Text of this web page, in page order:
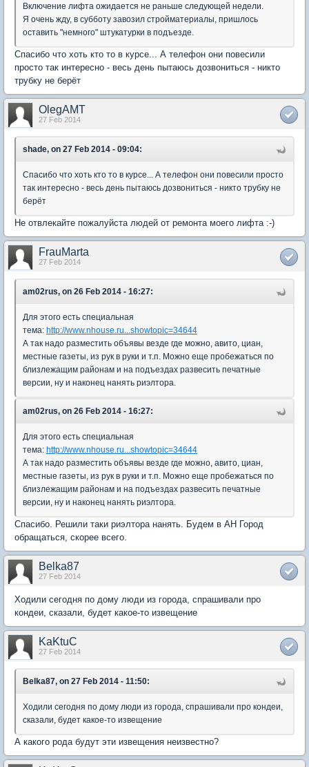
Включение лифта ожидается не раньше следующей недели.
Я очень жду, в субботу завозил стройматериалы, пришлось
оставить "немного" штукатурки в подъезде.
Спасибо что хоть кто то в курсе... А телефон они повесили
просто так интересно - весь день пытаюсь дозвониться - никто
трубку не берёт
OlegAMT
27 Feb 2014
shade, on 27 Feb 2014 - 09:04:
Спасибо что хоть кто то в курсе... А телефон они повесили просто
так интересно - весь день пытаюсь дозвониться - никто трубку не
берёт
Не отвлекайте пожалуйста людей от ремонта моего лифта :-)
FrauMarta
27 Feb 2014
am02rus, on 26 Feb 2014 - 16:27:
Для этого есть специальная
тема: http://www.nhouse.ru...showtopic=34644
А так надо разместить объявы везде где можно, авито, циан,
местные газеты, из рук в руки и т.п. Можно еще пробежаться по
близлежащим районам и на подъездах развесить печатные
версии, ну и наконец нанять риэлтора.
am02rus, on 26 Feb 2014 - 16:27:
Для этого есть специальная
тема: http://www.nhouse.ru...showtopic=34644
А так надо разместить объявы везде где можно, авито, циан,
местные газеты, из рук в руки и т.п. Можно еще пробежаться по
близлежащим районам и на подъездах развесить печатные
версии, ну и наконец нанять риэлтора.
Спасибо. Решили таки риэлтора нанять. Будем в АН Город
обращаться, скорее всего.
Belka87
27 Feb 2014
Ходили сегодня по дому люди из города, спрашивали про
кондеи, сказали, будет какое-то извещение
KaKtuC
27 Feb 2014
Belka87, on 27 Feb 2014 - 11:50:
Ходили сегодня по дому люди из города, спрашивали про кондеи,
сказали, будет какое-то извещение
А какого рода будут эти извещения неизвестно?